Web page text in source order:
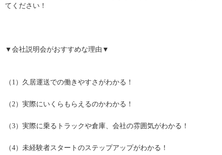
てください！
▼会社説明会がおすすめな理由▼
（1）久居運送での働きやすさがわかる！
（2）実際にいくらもらえるのかわかる！
（3）実際に乗るトラックや倉庫、会社の雰囲気がわかる！
（4）未経験者スタートのステップアップがわかる！